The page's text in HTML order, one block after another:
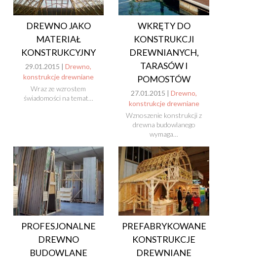
DREWNO JAKO
MATERIAŁ
KONSTRUKCYJNY
29.01.2015 |Drewno,
konstrukcje drewniane
Wraz ze wzrostem
świadomości na temat…
WKRĘTY DO
KONSTRUKCJI
DREWNIANYCH,
TARASÓW I
POMOSTÓW
27.01.2015 |Drewno,
konstrukcje drewniane
Wznoszenie konstrukcji z
drewna budowlanego
wymaga…
PROFESJONALNE
DREWNO
BUDOWLANE
PREFABRYKOWANE
KONSTRUKCJE
DREWNIANE